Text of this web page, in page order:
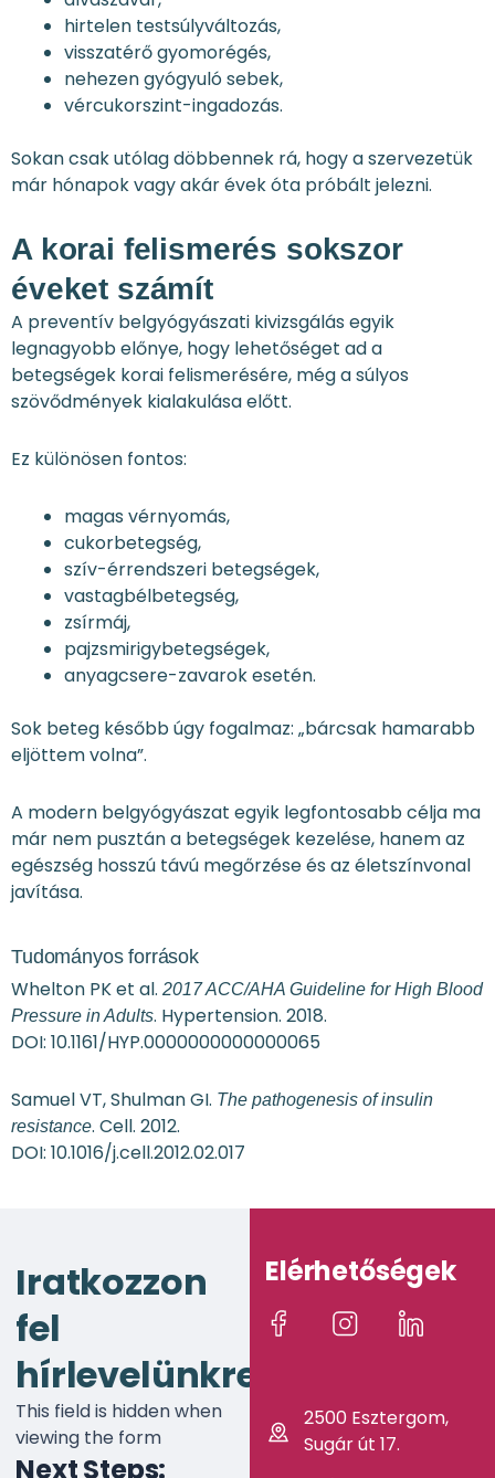
hirtelen testsúlyváltozás,
visszatérő gyomorégés,
nehezen gyógyuló sebek,
vércukorszint-ingadozás.
Sokan csak utólag döbbennek rá, hogy a szervezetük
már hónapok vagy akár évek óta próbált jelezni.
A korai felismerés sokszor
éveket számít
A preventív belgyógyászati kivizsgálás egyik
legnagyobb előnye, hogy lehetőséget ad a
betegségek korai felismerésére, még a súlyos
szövődmények kialakulása előtt.
Ez különösen fontos:
magas vérnyomás,
cukorbetegség,
szív-érrendszeri betegségek,
vastagbélbetegség,
zsírmáj,
pajzsmirigybetegségek,
anyagcsere-zavarok esetén.
Sok beteg később úgy fogalmaz: „bárcsak hamarabb
eljöttem volna”.
A modern belgyógyászat egyik legfontosabb célja ma
már nem pusztán a betegségek kezelése, hanem az
egészség hosszú távú megőrzése és az életszínvonal
javítása.
Tudományos források
Whelton PK et al. 2017 ACC/AHA Guideline for High Blood
Pressure in Adults. Hypertension. 2018.
DOI: 10.1161/HYP.0000000000000065
Samuel VT, Shulman GI. The pathogenesis of insulin
resistance. Cell. 2012.
DOI: 10.1016/j.cell.2012.02.017
Iratkozzon
fel
hírlevelünkre!
This field is hidden when
viewing the form
Next Steps:
Elérhetőségek
2500 Esztergom,
Sugár út 17.